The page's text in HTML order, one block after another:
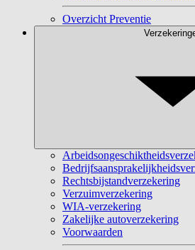
Overzicht Preventie
Rechtsbijstandverzekering
Verzuimverzekering
WIA-verzekering
Zakelijke autoverzekering
Voorwaarden